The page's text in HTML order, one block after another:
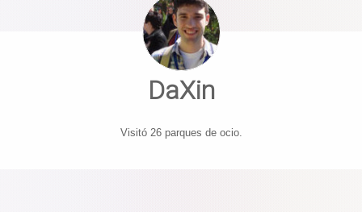
DaXin
Visitó 26 parques de ocio.